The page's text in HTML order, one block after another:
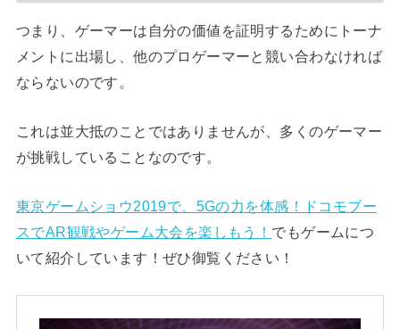
つまり、ゲーマーは自分の価値を証明するためにトーナ
メントに出場し、他のプロゲーマーと競い合わなければ
ならないのです。
これは並大抵のことではありませんが、多くのゲーマー
が挑戦していることなのです。
東京ゲームショウ2019で、5Gの力を体感！ドコモブー
スでAR観戦やゲーム大会を楽しもう！ でもゲームにつ
いて紹介しています！ぜひ御覧ください！